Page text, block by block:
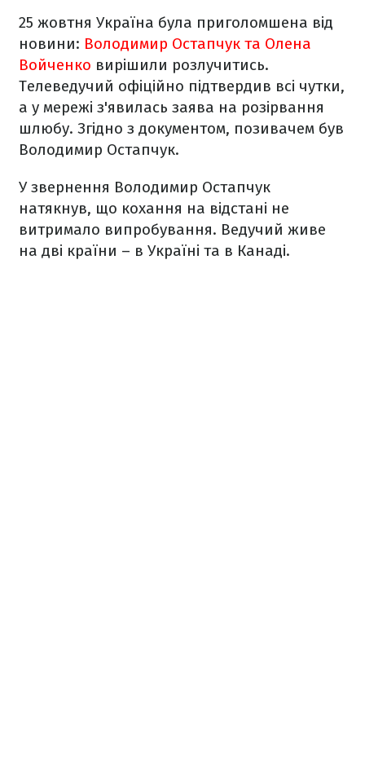
25 жовтня Україна була приголомшена від
новини: Володимир Остапчук та Олена
Войченко вирішили розлучитись.
Телеведучий офіційно підтвердив всі чутки,
а у мережі з'явилась заява на розірвання
шлюбу. Згідно з документом, позивачем був
Володимир Остапчук.
У звернення Володимир Остапчук
натякнув, що кохання на відстані не
витримало випробування. Ведучий живе
на дві країни – в Україні та в Канаді.